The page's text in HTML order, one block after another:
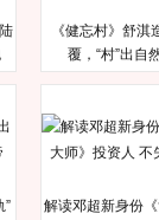
《健忘村》舒淇
覆，“村”出自
”
解读邓超新身份